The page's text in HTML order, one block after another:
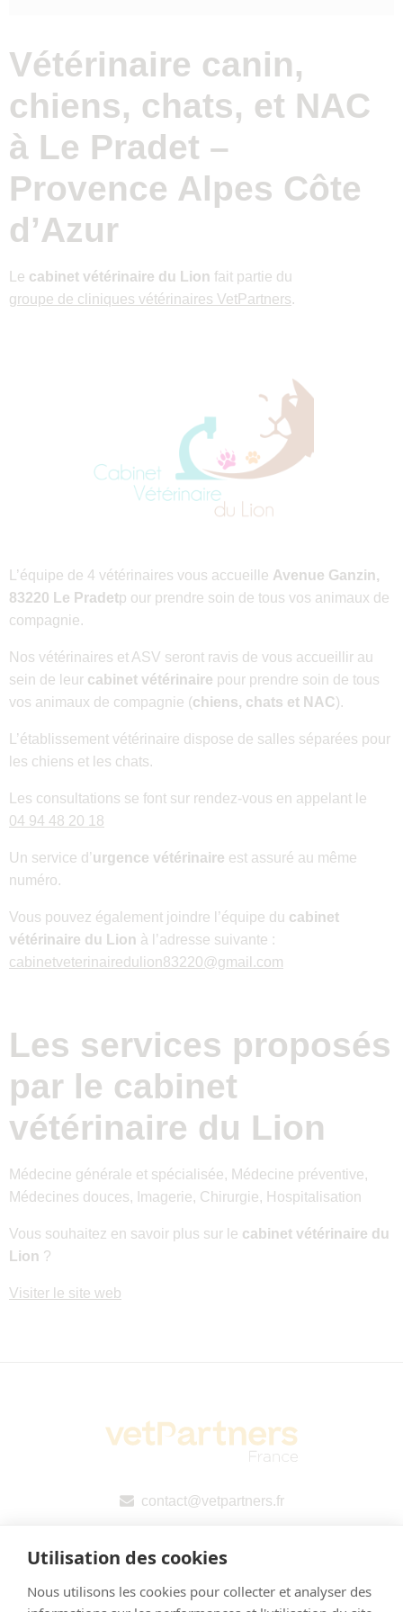
Utilisation des cookies
Nous utilisons les cookies pour collecter et analyser des
Vétérinaire canin,
chiens, chats, et NAC
à Le Pradet –
Provence Alpes Côte
d’Azur
Le cabinet vétérinaire du Lion fait partie du
groupe de cliniques vétérinaires VetPartners.
L’équipe de 4 vétérinaires vous accueille Avenue Ganzin,
83220 Le Pradetp our prendre soin de tous vos animaux de
compagnie.
Nos vétérinaires et ASV seront ravis de vous accueillir au
sein de leur cabinet vétérinaire pour prendre soin de tous
vos animaux de compagnie (chiens, chats et NAC).
L’établissement vétérinaire dispose de salles séparées pour
les chiens et les chats.
Les consultations se font sur rendez-vous en appelant le
04 94 48 20 18
Un service d’urgence vétérinaire est assuré au même
numéro.
Vous pouvez également joindre l’équipe du cabinet
vétérinaire du Lion à l’adresse suivante :
cabinetveterinairedulion83220@gmail.com
Les services proposés
par le cabinet
vétérinaire du Lion
Médecine générale et spécialisée, Médecine préventive,
Médecines douces, Imagerie, Chirurgie, Hospitalisation
Vous souhaitez en savoir plus sur le cabinet vétérinaire du
Lion ?
Visiter le site web
contact@vetpartners.fr